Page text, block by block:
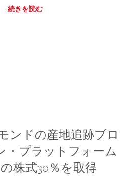
続きを読む
ンドの産地追跡ブロ
・プラットフォーム
の株式30％を取得